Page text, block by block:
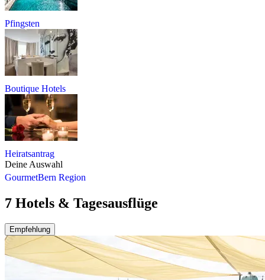
Pfingsten
Boutique Hotels
Heiratsantrag
Deine Auswahl
GourmetBern Region
7 Hotels & Tagesausflüge
Empfehlung